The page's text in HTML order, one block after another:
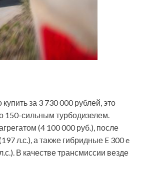
за 3 730 000 рублей, это
150-сильным турбодизелем.
(4 100 000 руб.), после
л.с.), а также гибридные E 300 e
В качестве трансмиссии везде